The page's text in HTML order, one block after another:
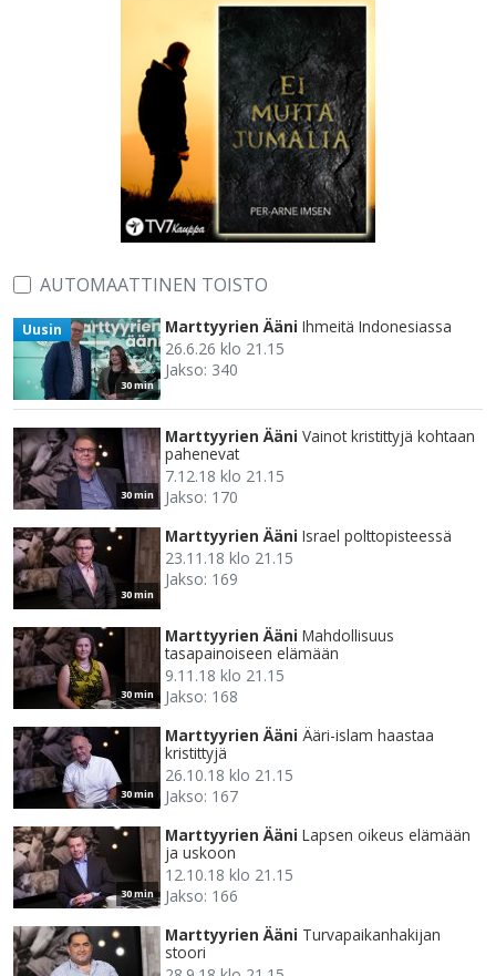
AUTOMAATTINEN TOISTO
30 min
Uusin Marttyyrien Ääni Ihmeitä Indonesiassa
26.6.26 klo 21.15
Jakso: 340
30 min
Marttyyrien Ääni Vainot kristittyjä kohtaan
pahenevat
7.12.18 klo 21.15
Jakso: 170
30 min
Marttyyrien Ääni Israel polttopisteessä
23.11.18 klo 21.15
Jakso: 169
30 min
Marttyyrien Ääni Mahdollisuus
tasapainoiseen elämään
9.11.18 klo 21.15
Jakso: 168
30 min
Marttyyrien Ääni Ääri-islam haastaa
kristittyjä
26.10.18 klo 21.15
Jakso: 167
30 min
Marttyyrien Ääni Lapsen oikeus elämään
ja uskoon
12.10.18 klo 21.15
Jakso: 166
Marttyyrien Ääni Turvapaikanhakijan
stoori